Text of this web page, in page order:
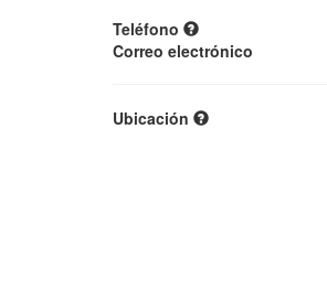
Teléfono
Correo electrónico
Ubicación